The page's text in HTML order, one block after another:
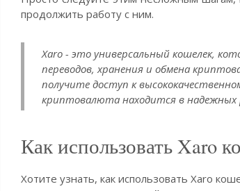
продолжить работу с ним.
Xaro - это универсальный кошелек,
переводов, хранения и обмена
получите доступ к
криптовалюта находится в надежных
Как использовать Xaro
Хотите узнать, как использовать Xaro